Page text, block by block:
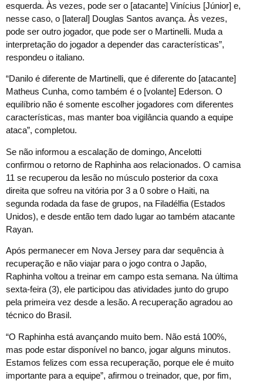
esquerda. Às vezes, pode ser o [atacante] Vinícius [Júnior] e,
nesse caso, o [lateral] Douglas Santos avança. Às vezes,
pode ser outro jogador, que pode ser o Martinelli. Muda a
interpretação do jogador a depender das características”,
respondeu o italiano.
“Danilo é diferente de Martinelli, que é diferente do [atacante]
Matheus Cunha, como também é o [volante] Ederson. O
equilíbrio não é somente escolher jogadores com diferentes
características, mas manter boa vigilância quando a equipe
ataca”, completou.
Se não informou a escalação de domingo, Ancelotti
confirmou o retorno de Raphinha aos relacionados. O camisa
11 se recuperou da lesão no músculo posterior da coxa
direita que sofreu na vitória por 3 a 0 sobre o Haiti, na
segunda rodada da fase de grupos, na Filadélfia (Estados
Unidos), e desde então tem dado lugar ao também atacante
Rayan.
Após permanecer em Nova Jersey para dar sequência à
recuperação e não viajar para o jogo contra o Japão,
Raphinha voltou a treinar em campo esta semana. Na última
sexta-feira (3), ele participou das atividades junto do grupo
pela primeira vez desde a lesão. A recuperação agradou ao
técnico do Brasil.
“O Raphinha está avançando muito bem. Não está 100%,
mas pode estar disponível no banco, jogar alguns minutos.
Estamos felizes com essa recuperação, porque ele é muito
importante para a equipe”, afirmou o treinador, que, por fim,